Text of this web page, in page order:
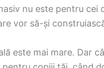
nu este pentru
vor să-și
este mai mare. Dar